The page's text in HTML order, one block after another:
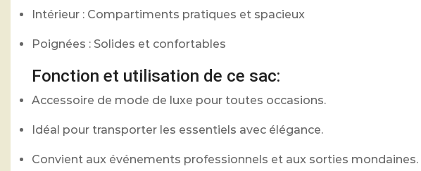
Intérieur : Compartiments pratiques et spacieux
Poignées : Solides et confortables
Fonction et utilisation de ce sac:
Accessoire de mode de luxe pour toutes occasions.
Idéal pour transporter les essentiels avec élégance.
Convient aux événements professionnels et aux sorties mondaines.